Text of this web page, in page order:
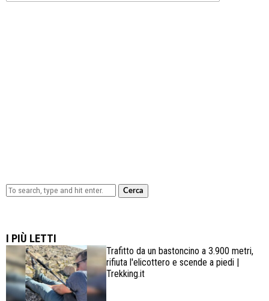
Cerca
I PIÙ LETTI
Trafitto da un bastoncino a 3.900 metri,
rifiuta l'elicottero e scende a piedi |
Trekking.it